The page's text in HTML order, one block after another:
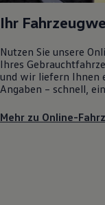
Ihr
Nutzen Sie unsere
Ihres
und wir liefern Ihnen
Angaben – schnell,
Mehr zu Online-